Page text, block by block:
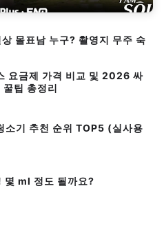
몰표남 누구? 촬영지 무주 숙
요금제 가격 비교 및 2026 싸
팁 총정리
기 추천 순위 TOP5 (실사용
몇 ml 정도 될까요?